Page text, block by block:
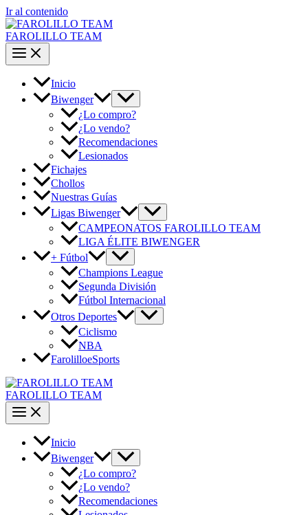
Ir al contenido
FAROLILLO TEAM
Inicio
Biwenger
¿Lo compro?
¿Lo vendo?
Recomendaciones
Lesionados
Fichajes
Chollos
Nuestras Guías
Ligas Biwenger
CAMPEONATOS FAROLILLO TEAM
LIGA ÉLITE BIWENGER
+ Fútbol
Champions League
Segunda División
Fútbol Internacional
Otros Deportes
Ciclismo
NBA
FarolilloeSports
FAROLILLO TEAM
Inicio
Biwenger
¿Lo compro?
¿Lo vendo?
Recomendaciones